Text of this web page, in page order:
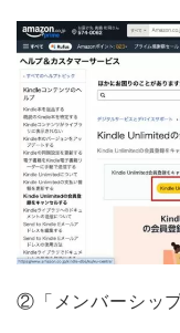
②「メンバーシッ